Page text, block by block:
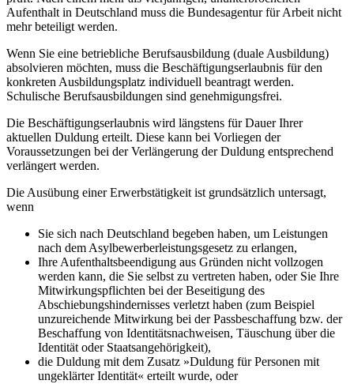
Aufenthalt in Deutschland muss die Bundesagentur für Arbeit nicht
mehr beteiligt werden.
Wenn Sie eine betriebliche Berufsausbildung (duale Ausbildung)
absolvieren möchten, muss die Beschäftigungserlaubnis für den
konkreten Ausbildungsplatz individuell beantragt werden.
Schulische Berufsausbildungen sind genehmigungsfrei.
Die Beschäftigungserlaubnis wird längstens für Dauer Ihrer
aktuellen Duldung erteilt. Diese kann bei Vorliegen der
Voraussetzungen bei der Verlängerung der Duldung entsprechend
verlängert werden.
Die Ausübung einer Erwerbstätigkeit ist grundsätzlich untersagt,
wenn
Sie sich nach Deutschland begeben haben, um Leistungen
nach dem Asylbewerberleistungsgesetz zu erlangen,
Ihre Aufenthaltsbeendigung aus Gründen nicht vollzogen
werden kann, die Sie selbst zu vertreten haben, oder Sie Ihre
Mitwirkungspflichten bei der Beseitigung des
Abschiebungshindernisses verletzt haben (zum Beispiel
unzureichende Mitwirkung bei der Passbeschaffung bzw. der
Beschaffung von Identitätsnachweisen, Täuschung über die
Identität oder Staatsangehörigkeit),
die Duldung mit dem Zusatz »Duldung für Personen mit
ungeklärter Identität« erteilt wurde, oder